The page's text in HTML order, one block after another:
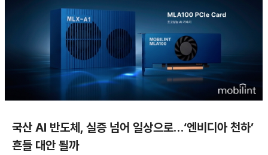
국산 AI 반도체, 실증 넘어 일상으로…‘엔비디아 천하’
흔들 대안 될까